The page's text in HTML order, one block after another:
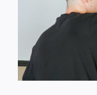
Servizi alle
Richiedi